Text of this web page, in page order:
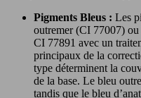
Pigments Bleus : Les
outremer (CI 77007)
CI 77891 avec un
principaux de la
type déterminent la
de la base. Le bleu
tandis que le bleu